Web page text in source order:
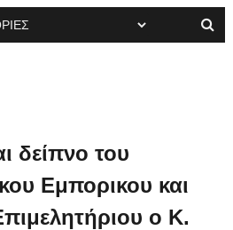
δείπνο του
Εμπορικου και
ο Κ.